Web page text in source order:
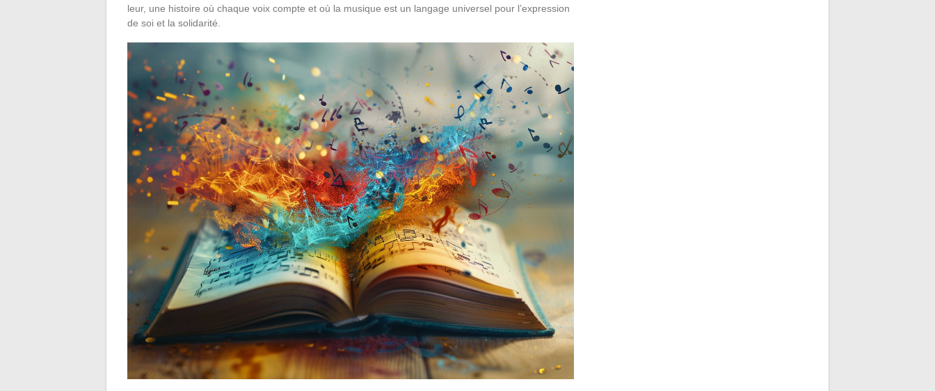
leur, une histoire où chaque voix compte et où la musique est un langage universel pour l’expression
de soi et la solidarité.